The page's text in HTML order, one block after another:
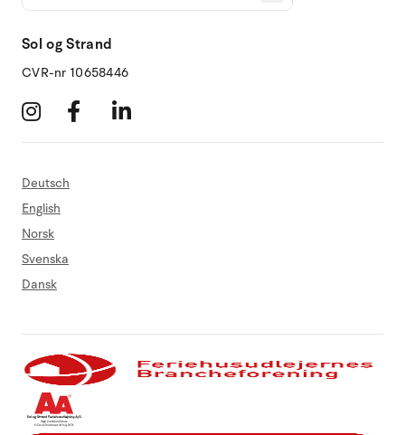
Sol og Strand
CVR-nr 10658446
Deutsch
English
Norsk
Svenska
Dansk